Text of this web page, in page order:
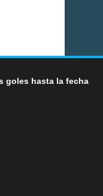
goles hasta la fecha